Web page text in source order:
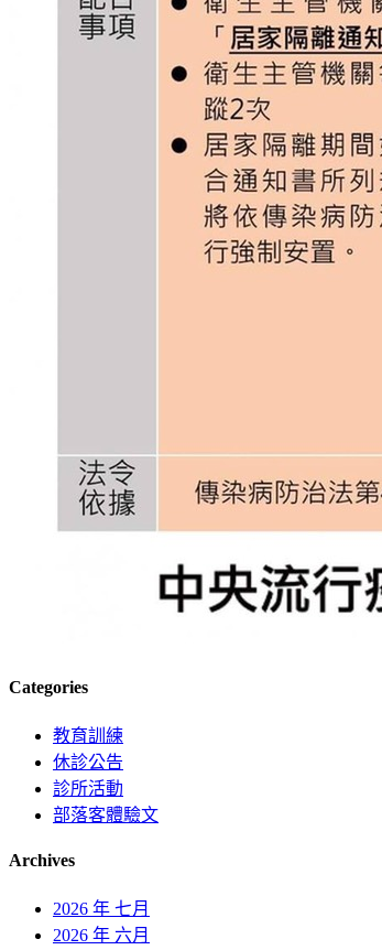
Categories
教育訓練
休診公告
診所活動
部落客體驗文
Archives
2026 年 七月
2026 年 六月